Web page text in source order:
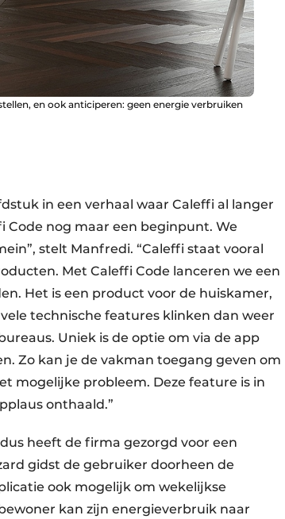
en ook anticiperen: geen energie verbruiken
in een verhaal waar Caleffi al ­langer
Code nog maar een beginpunt. We
stelt Manfredi. “Caleffi staat vooral
Met Caleffi Code lanceren we een
Het is een product voor de huiskamer,
technische features klinken dan weer
Uniek is de optie om via de app
Zo kan je de vakman toegang geven om
mogelijke probleem. Deze feature is in
onthaald.”
heeft de firma gezorgd voor een
gidst de gebruiker doorheen de
ook mogelijk om wekelijkse
kan zijn energieverbruik naar